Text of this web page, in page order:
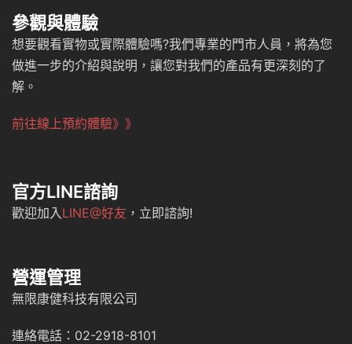
參觀與體驗
想要觀看實物或實際體驗嗎?我們專業的門市人員，將為您
做進一步的介紹與說明，讓您對我們的產品有更深刻的了
解。
前往線上預約體驗》》
官方LINE諮詢
歡迎加入 LINE@好友 ，立即諮詢!
營運管理
無限康健科技有限公司
連絡電話：02-2918-8101